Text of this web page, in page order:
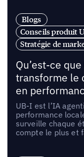
Blogs
Conseils produit
Stratégie de
Qu’est-ce
transforme le
en
UB-I est l’IA
performance
surveille chaque
compte le plus et